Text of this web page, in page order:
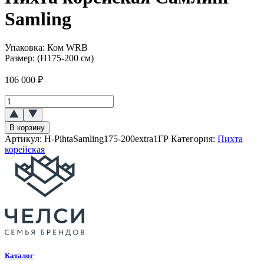
Samling
Упаковка: Ком WRB
Размер: (Н175-200 см)
106 000 ₽
Количество
товара
Пихта
корейская
Самлинг
(Samling)
В корзину
Артикул: H-PihtaSamling175-200extra1ГР Категория: Пихта
корейская
Каталог